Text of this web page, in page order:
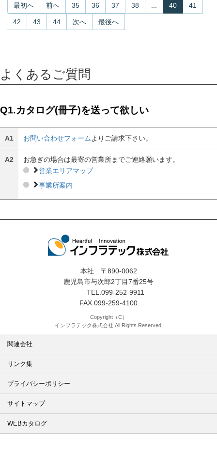
最初へ 前へ 35 36 37 38 40 41
42 43 44 次へ 最後へ
よくあるご質問
Q1.カタログ(冊子)を送って欲しい
A1 お問い合わせフォーム よりご請求下さい。
A2
お急ぎの場合は最寄の営業所までご連絡願います。
営業エリアマップ
事業所案内
本社 〒890-0062
鹿児島市与次郎2丁目7番25号
TEL.099-252-9911
FAX.099-259-4100
Copyright（C）
インフラテック株式会社 All Rights Reserved.
関連会社
リンク集
プライバシーポリシー
サイトマップ
WEBカタログ